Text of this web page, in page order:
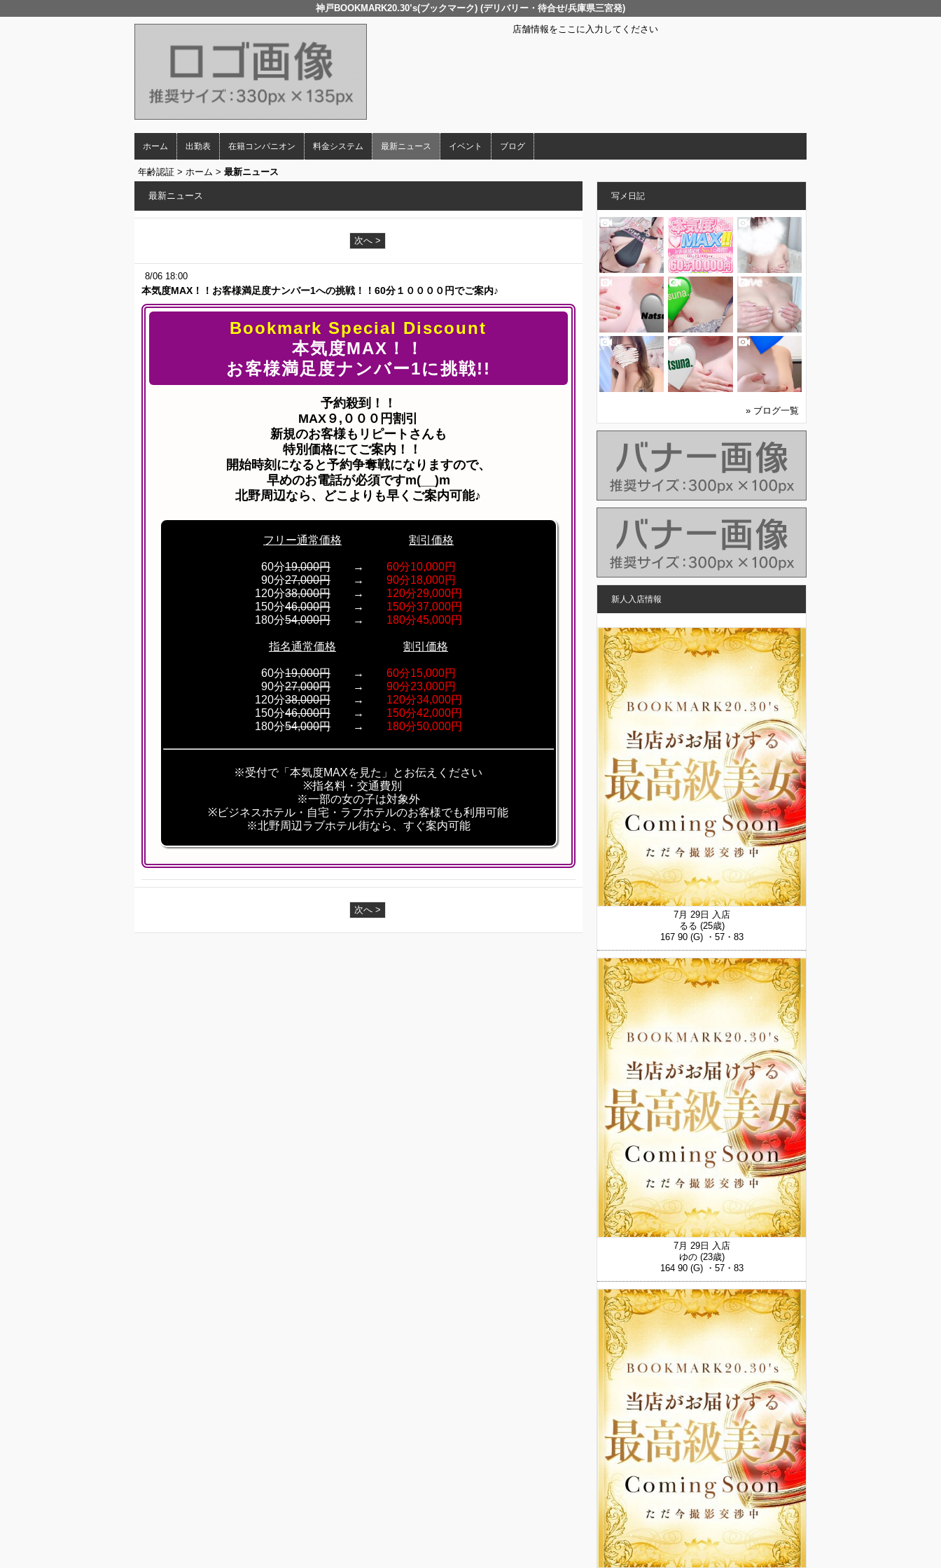
神戸BOOKMARK20.30’s(ブックマーク) (デリバリー・待合せ/兵庫県三宮発)
店舗情報をここに入力してください
ホーム 出勤表 在籍コンパニオン 料金システム 最新ニュース イベント ブログ
年齢認証 > ホーム > 最新ニュース
最新ニュース
次へ >
8/06 18:00
本気度MAX！！お客様満足度ナンバー1への挑戦！！60分１００００円でご案内♪
Bookmark Special Discount
本気度MAX！！
お客様満足度ナンバー1に挑戦!!
予約殺到！！
MAX９,０００円割引
新規のお客様もリピートさんも
特別価格にてご案内！！
開始時刻になると予約争奪戦になりますので、
早めのお電話が必須ですm(__)m
北野周辺なら、どこよりも早くご案内可能♪
フリー通常価格 割引価格
60分19,000円→ 60分10,000円
90分27,000円→ 90分18,000円
120分38,000円→ 120分29,000円
150分46,000円→ 150分37,000円
180分54,000円→ 180分45,000円
指名通常価格 割引価格
60分19,000円→ 60分15,000円
90分27,000円→ 90分23,000円
120分38,000円→ 120分34,000円
150分46,000円→ 150分42,000円
180分54,000円→ 180分50,000円
※受付で「本気度MAXを見た」とお伝えください
※指名料・交通費別
※一部の女の子は対象外
※ビジネスホテル・自宅・ラブホテルのお客様でも利用可能
※北野周辺ラブホテル街なら、すぐ案内可能
次へ >
写メ日記
» ブログ一覧
新人入店情報
7月 29日 入店
るる (25歳)
167 90 (G) ・57・83
7月 29日 入店
ゆの (23歳)
164 90 (G) ・57・83